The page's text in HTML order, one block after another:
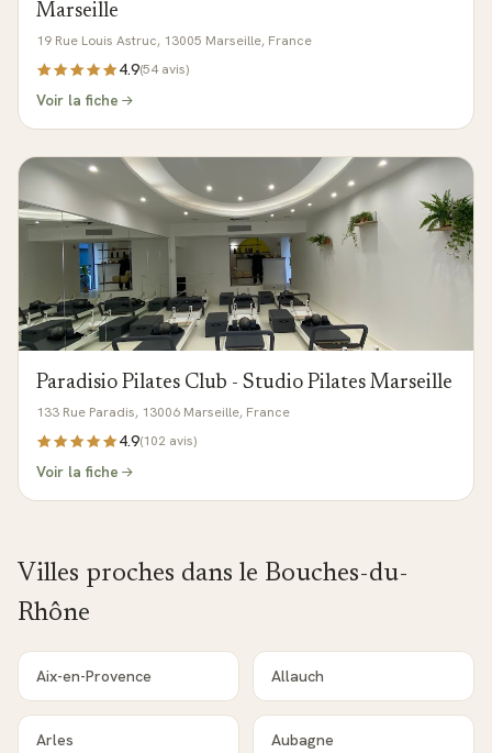
Marseille
19 Rue Louis Astruc, 13005 Marseille, France
4.9(54avis)
Voir la fiche
Paradisio Pilates Club - Studio Pilates Marseille
133 Rue Paradis, 13006 Marseille, France
4.9(102 avis)
Voir la fiche
Villes proches dans le Bouches-du-
Rhône
Aix-en-Provence Allauch
Arles Aubagne